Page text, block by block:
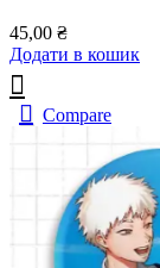
45,00 ₴
Додати в кошик
Compare